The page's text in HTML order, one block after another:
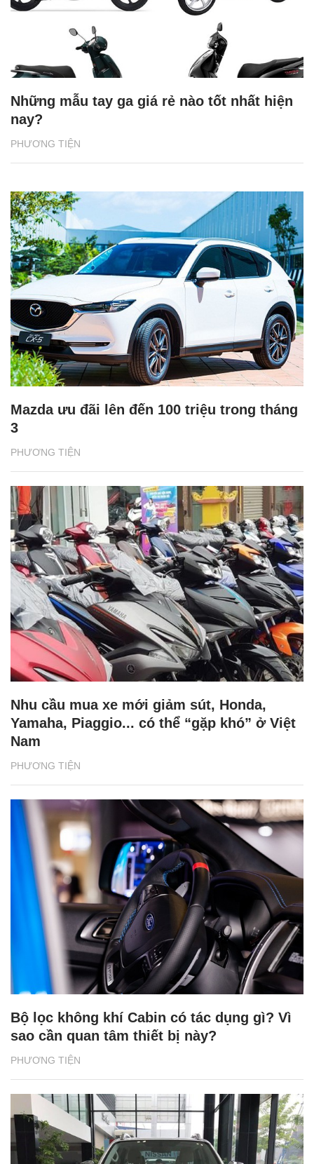
PHƯƠNG TIỆN
Những mẫu tay ga giá rẻ nào tốt nhất hiện
nay?
PHƯƠNG TIỆN
Mazda ưu đãi lên đến 100 triệu trong tháng
3
PHƯƠNG TIỆN
Nhu cầu mua xe mới giảm sút, Honda,
Yamaha, Piaggio... có thể “gặp khó” ở Việt
Nam
PHƯƠNG TIỆN
Bộ lọc không khí Cabin có tác dụng gì? Vì
sao cần quan tâm thiết bị này?